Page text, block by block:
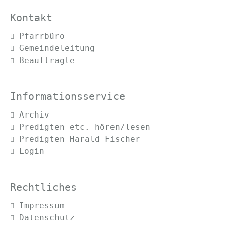
Kontakt
Navigation
überspringen
Pfarrbüro
Gemeindeleitung
Beauftragte
Informationsservice
Navigation
überspringen
Archiv
Predigten etc. hören/lesen
Predigten Harald Fischer
Login
Rechtliches
Navigation
überspringen
Impressum
Datenschutz